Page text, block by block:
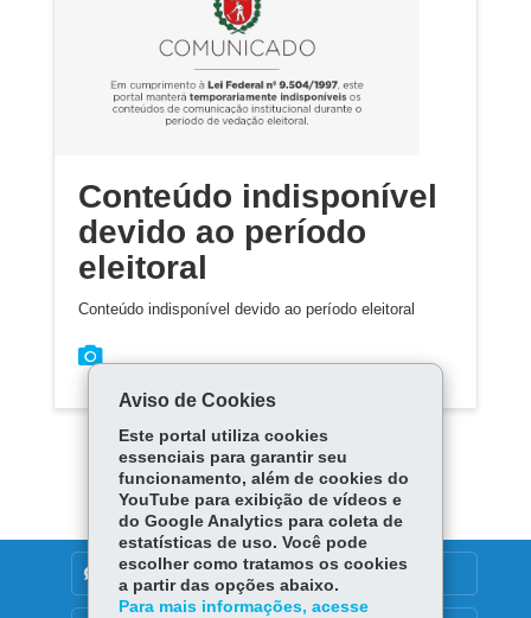
Conteúdo indisponível
devido ao período
eleitoral
Conteúdo indisponível devido ao período eleitoral
DENUNCIE CORRUPÇÃO
Aviso de Cookies
Este portal utiliza cookies
essenciais para garantir seu
funcionamento, além de cookies do
YouTube para exibição de vídeos e
do Google Analytics para coleta de
estatísticas de uso. Você pode
escolher como tratamos os cookies
a partir das opções abaixo.
Para mais informações, acesse